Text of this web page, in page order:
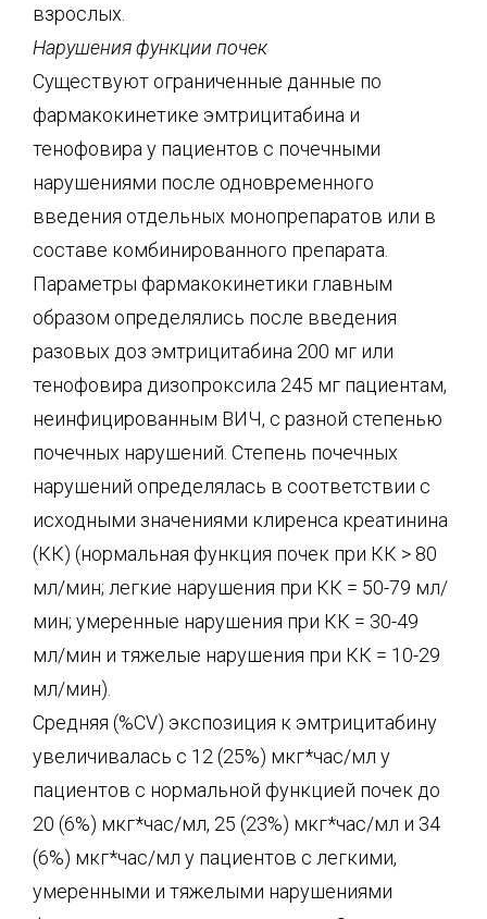
взрослых.
Нарушения функции почек
Существуют ограниченные данные по
фармакокинетике эмтрицитабина и
тенофовира у пациентов с почечными
нарушениями после одновременного
введения отдельных монопрепаратов или в
составе комбинированного препарата.
Параметры фармакокинетики главным
образом определялись после введения
разовых доз эмтрицитабина 200 мг или
тенофовира дизопроксила 245 мг пациентам,
неинфицированным ВИЧ, с разной степенью
почечных нарушений. Степень почечных
нарушений определялась в соответствии с
исходными значениями клиренса креатинина
(КК) (нормальная функция почек при КК > 80
мл/мин; легкие нарушения при КК = 50-79 мл/
мин; умеренные нарушения при КК = 30-49
мл/мин и тяжелые нарушения при КК = 10-29
мл/мин).
Средняя (%CV) экспозиция к эмтрицитабину
увеличивалась с 12 (25%) мкг*час/мл у
пациентов с нормальной функцией почек до
20 (6%) мкг*час/мл, 25 (23%) мкг*час/мл и 34
(6%) мкг*час/мл у пациентов с легкими,
умеренными и тяжелыми нарушениями